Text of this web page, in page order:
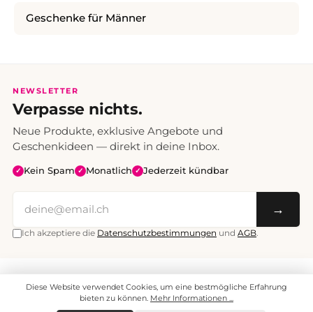
Geschenke für Männer
NEWSLETTER
Verpasse nichts.
Neue Produkte, exklusive Angebote und
Geschenkideen — direkt in deine Inbox.
✓ Kein Spam ✓ Monatlich ✓ Jederzeit kündbar
→
Ich akzeptiere die Datenschutzbestimmungen und AGB.
versandkostenfrei.
© 2008 - 2026 enjoymedia.ch - Alle Rechte vorbehalten.
Diese Website verwendet Cookies, um eine bestmögliche Erfahrung
bieten zu können. Mehr Informationen ...